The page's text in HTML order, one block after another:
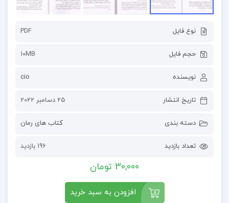
نوع فایل PDF
حجم فایل 10MB
نویسنده cio
تاریخ انتشار 25 دسامبر 2022
دسته بندی کتاب های رمان
تعداد بازدید 196 بازدید
30,000 تومان
افزودن به سبد خرید